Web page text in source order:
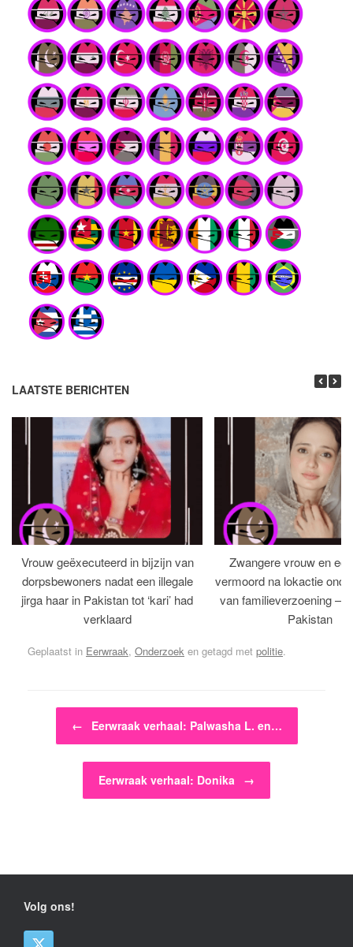
LAATSTE BERICHTEN
Vrouw geëxecuteerd in bijzijn van
dorpsbewoners nadat een illegale
jirga haar in Pakistan tot ‘kari’ had
verklaard
Zwangere vrouw en
vermoord na lokactie
van familieverzoening –
Pakistan
Geplaatst in Eerwraak, Onderzoek en getagd met politie.
Bericht navigatie
← Eerwraak verhaal: Palwasha L. en…
Eerwraak verhaal: Donika →
Volg ons!